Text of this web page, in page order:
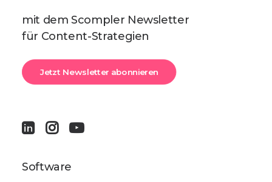
mit dem Scompler Newsletter
für Content-Strategien
Jetzt Newsletter abonnieren
Software